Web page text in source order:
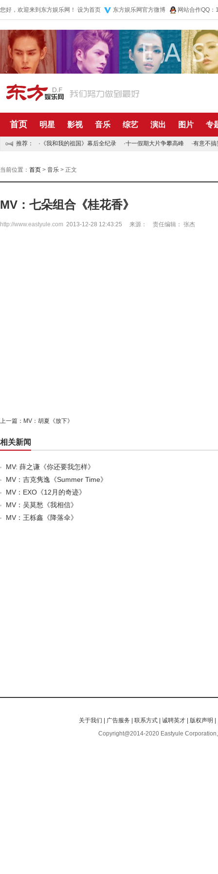
您好，欢迎来到东方娱乐网！ 设为首页 东方娱乐网官方微博 网站合作QQ
首页 明星 影视 音乐 综艺 演出 图片 专
推荐： · 《我和我的祖国》幕后全纪录 ·十一假期大片争攀高峰 ·有意不搞
当前位置： 首页 > 音乐 > 正文
MV：七朵组合《桂花香》
http://www.eastyule.com 2013-12-28 12:43:25 来源： 责任编辑： 张杰
上一篇： MV：胡夏《放下》
相关新闻
MV: 薛之谦《你还要我怎样》
MV：吉克隽逸《Summer Time》
MV：EXO《12月的奇迹》
MV：吴莫愁《我相信》
MV：王栎鑫《降落伞》
关于我们 广告服务 |联系方式 |诚聘英才 版权声明
Copyright@2014-2020 Eastyule